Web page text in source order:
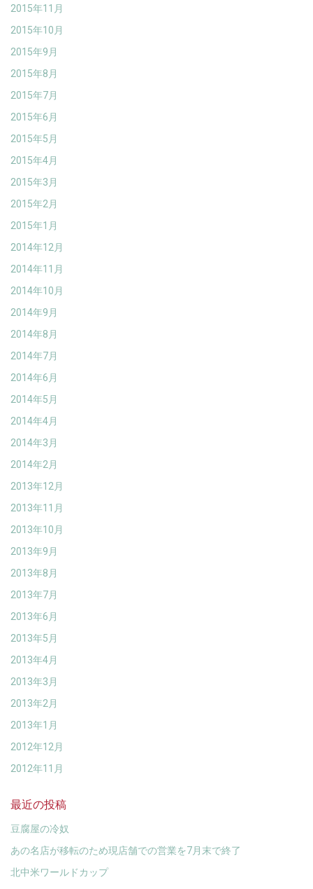
2015年11月
2015年10月
2015年9月
2015年8月
2015年7月
2015年6月
2015年5月
2015年4月
2015年3月
2015年2月
2015年1月
2014年12月
2014年11月
2014年10月
2014年9月
2014年8月
2014年7月
2014年6月
2014年5月
2014年4月
2014年3月
2014年2月
2013年12月
2013年11月
2013年10月
2013年9月
2013年8月
2013年7月
2013年6月
2013年5月
2013年4月
2013年3月
2013年2月
2013年1月
2012年12月
2012年11月
最近の投稿
豆腐屋の冷奴
あの名店が移転のため現店舗での営業を7月末で終了
北中米ワールドカップ